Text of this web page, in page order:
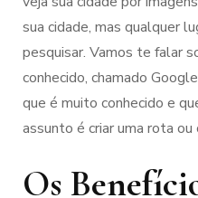
sua cidade, mas qualquer
pesquisar. Vamos te falar
conhecido, chamado
que é muito conhecido e
assunto é criar uma rota ou
Os